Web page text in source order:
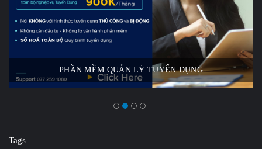
PHẦN MỀM QUẢN LÝ TUYỂN DỤNG
Tags